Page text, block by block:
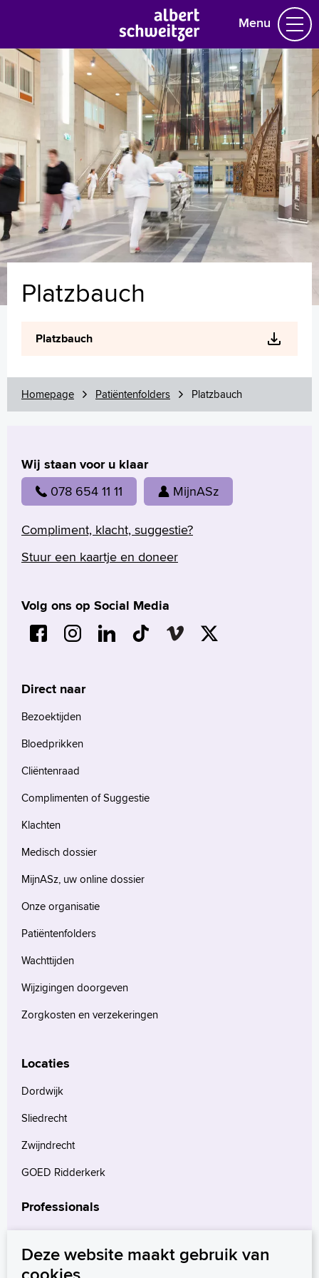
Menu
Homepage
Praktische informatie
Specialismen
Werken en leren
Medewerkers
Contact
MijnASz
Verwijzers
Language
Zoeken
Français
Polski
Türkçe
Arabisch
Platzbauch
Platzbauch
Homepage Patiëntenfolders Platzbauch
Wij staan voor u klaar
078 654 11 11 MijnASz
Compliment, klacht, suggestie?
Stuur een kaartje en doneer
Volg ons op Social Media
Direct naar
Bezoektijden
Bloedprikken
Cliëntenraad
Complimenten of Suggestie
Klachten
Medisch dossier
MijnASz, uw online dossier
Onze organisatie
Patiëntenfolders
Wachttijden
Wijzigingen doorgeven
Zorgkosten en verzekeringen
Locaties
Dordwijk
Sliedrecht
Zwijndrecht
GOED Ridderkerk
Professionals
Verwijzers
Wetenschappelijk onderzoek
Deze website maakt gebruik van